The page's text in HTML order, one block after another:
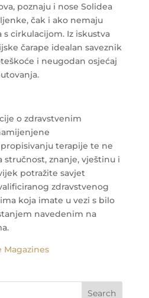
poznaju i nose Solidea
čak i ako nemaju
cirkulacijom. Iz iskustva
čarape idealan saveznik
i neugodan osjećaj
o zdravstvenim
terapije te ne
stručnost, znanje, vještinu i
potražite savjet
zdravstvenog
koja imate u vezi s bilo
navedenim na
Magazines